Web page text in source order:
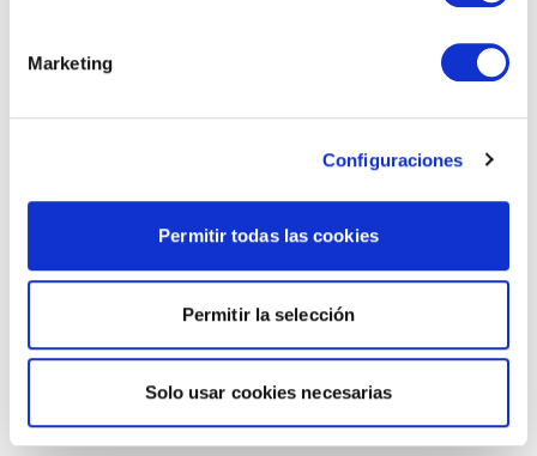
Marketing
Configuraciones
Permitir todas las cookies
Permitir la selección
Solo usar cookies necesarias